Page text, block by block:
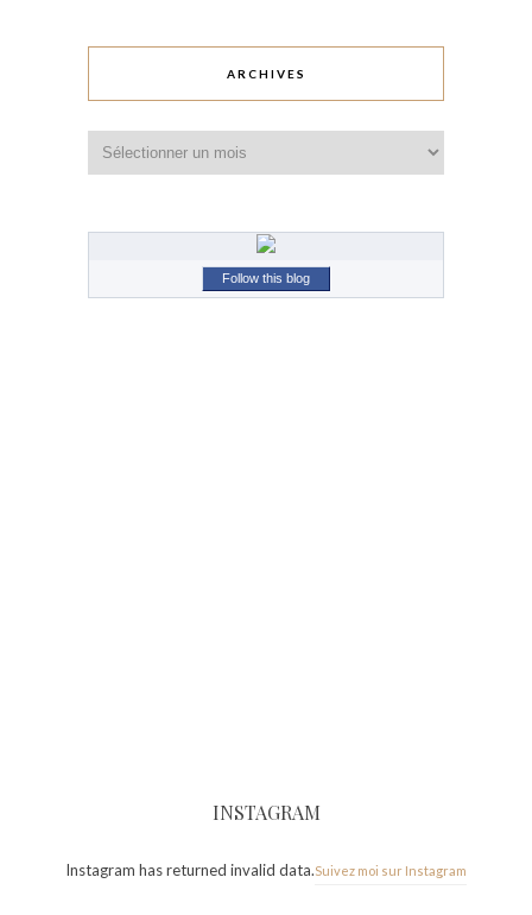
ARCHIVES
Follow this blog
INSTAGRAM
Instagram has returned invalid data.Suivez moi sur Instagram